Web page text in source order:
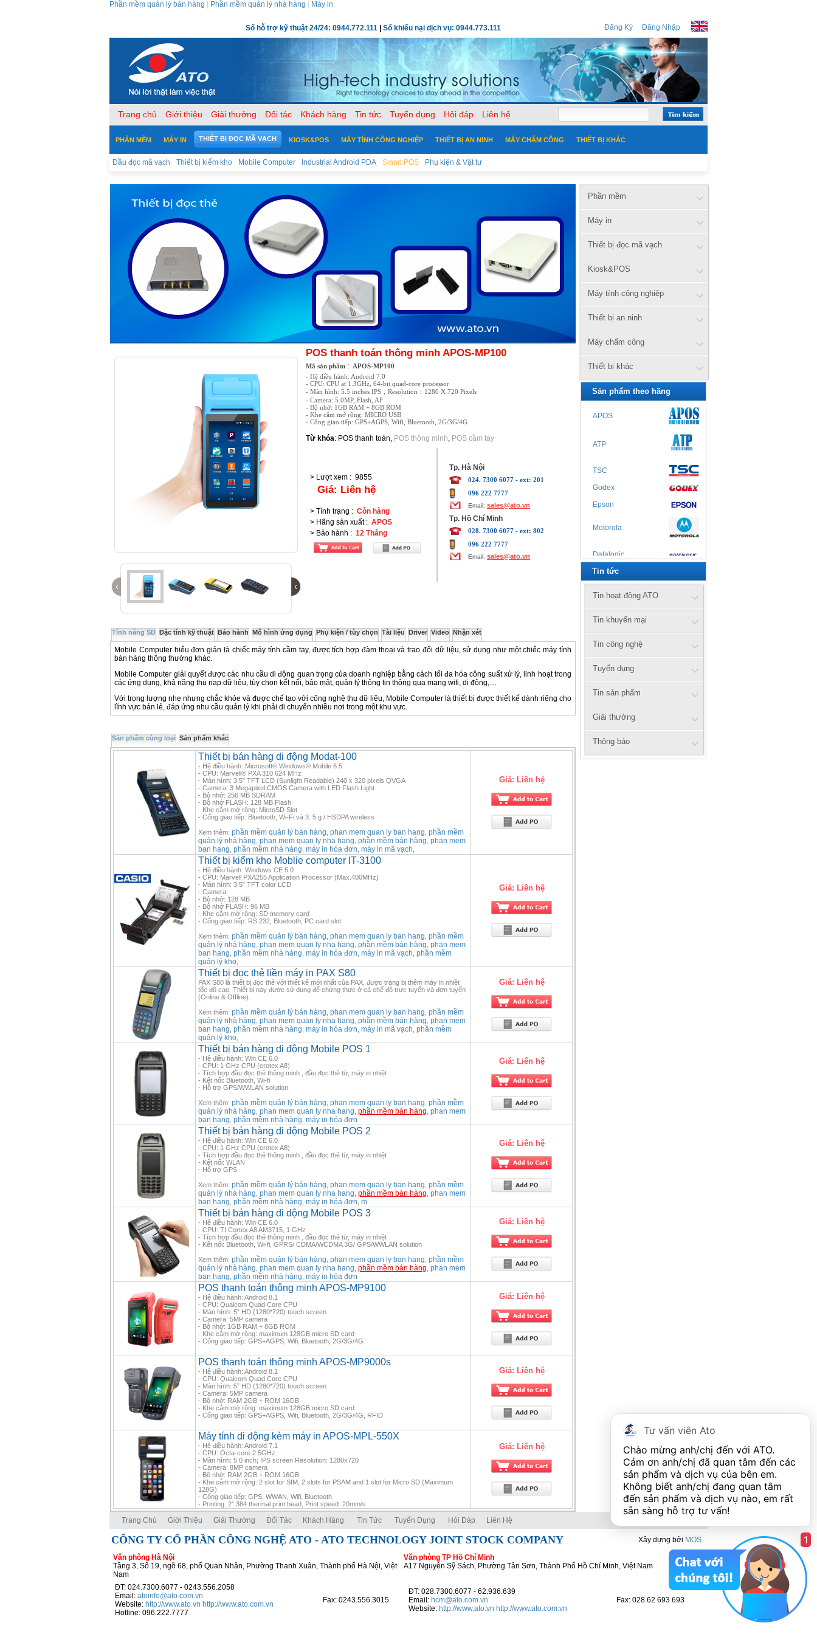
Phần mềm quản lý bán hàng Phần mềm quản lý nhà hàng Máy in
Số hỗ trợ kỹ thuật 24/24: 0944.772.111 Số khiếu nại dịch vụ: 0944.773.111 Đăng Ký Đăng Nhập
Trang chủ Giới thiệu Giải thưởng Đối tác Khách hàng Tin tức Tuyển dụng Hỏi đáp Liên hệ
PHẦN MỀM MÁY IN THIẾT BỊ ĐỌC MÃ VẠCH
Đầu đọc mã vạch Thiết bị kiểm kho Mobile Computer Industrial Android PDA Smart POS Phụ kiện & Vật tư
KIOSK&POS MÁY TÍNH CÔNG NGHIỆP THIẾT BỊ AN NINH MÁY CHẤM CÔNG THIẾT BỊ KHÁC
‹ ‹
POS thanh toán thông minh APOS-MP100
Mã sản phẩm : APOS-MP100
- Hệ điều hành: Android 7.0
- CPU: CPU at 1.3GHz, 64-bit quad-core processor
- Màn hình: 5.5 inches IPS，Resolution：1280 X 720 Pixels
- Camera: 5.0MP, Flash, AF
- Bộ nhớ: 1GB RAM + 8GB ROM
- Khe cắm mở rộng: MICRO USB
- Cổng giao tiếp: GPS+AGPS, Wifi, Bluetooth, 2G/3G/4G
Từ khóa: POS thanh toán, POS thông minh, POS cầm tay
> Lượt xem : 9855
Giá: Liên hệ
> Tình trạng : Còn hàng
> Hãng sản xuất: APOS
> Bảo hành : 12 Tháng
Tp. Hà Nội
024. 7300 6077 - ext: 201
096 222 7777
Email: sales@ato.vn
Tp. Hồ Chí Minh
028. 7300 6077 - ext: 802
096 222 7777
Email: sales@ato.vn
Tính năng SD Đặc tính kỹ thuật Bảo hành Mô hình ứng dụng Phụ kiện / tùy chọn Tài liệu Driver Video Nhận xét
Mobile Computer hiểu đơn giản là chiếc máy tính cầm tay, được tích hợp đàm thoại và trao đổi dữ liệu, sử dụng như một chiếc máy tính
bán hàng thông thường khác.
Mobile Computer giải quyết được các nhu cầu di động quan trọng của doanh nghiệp bằng cách tối đa hóa công suất xử lý, linh hoạt trong
các ứng dụng, khả năng thu nạp dữ liệu, tùy chọn kết nối, bảo mật, quản lý thông tin thông qua mạng wifi, di động,…
Với trọng lượng nhẹ nhưng chắc khỏe và được chế tạo với công nghệ thu dữ liệu, Mobile Computer là thiết bị được thiết kế dành riêng cho
lĩnh vực bán lẻ, đáp ứng nhu cầu quản lý khi phải di chuyển nhiều nơi trong một khu vực.
Sản phẩm cùng loại Sản phẩm khác
Thiết bị bán hàng di động Modat-100
- Hệ điều hành: Microsoft® Windows® Mobile 6.5
- CPU: Marvell® PXA 310 624 MHz
- Màn hình: 3.5" TFT LCD (Sunlight Readable) 240 x 320 pixels QVGA
- Camera: 3 Megapixel CMOS Camera with LED Flash Light
- Bộ nhớ: 256 MB SDRAM
- Bộ nhớ FLASH: 128 MB Flash
- Khe cắm mở rộng: MicroSD Slot
- Cổng giao tiếp: Bluetooth, Wi-Fi và 3. 5 g / HSDPA wireless
Xem thêm: phần mềm quản lý bán hàng phan mem quan ly ban hang phần mềm
quản lý nhà hàng phan mem quan ly nha hang phần mềm bán hàng phan mem
ban hang phần mềm nhà hàng máy in hóa đơn máy in mã vạch
Giá: Liên hệ
Thiết bị kiểm kho Moblie computer IT-3100
- Hệ điều hành: Windows CE 5.0
- CPU: Marvell PXA255 Application Processor (Max.400MHz)
- Màn hình: 3.5” TFT color LCD
- Camera:
- Bộ nhớ: 128 MB
- Bộ nhớ FLASH: 96 MB
- Khe cắm mở rộng: SD memory card
- Cổng giao tiếp: RS 232, Bluetooth, PC card slot
Xem thêm: phần mềm quản lý bán hàng phan mem quan ly ban hang phần mềm
quản lý nhà hàng phan mem quan ly nha hang phần mềm bán hàng phan mem
ban hang phần mềm nhà hàng máy in hóa đơn máy in mã vạch phần mềm
quản lý kho
Giá: Liên hệ
Thiết bị đọc thẻ liền máy in PAX S80
PAX S80 là thiết bị đọc thẻ với thiết kế mới nhất của PAX, được trang bị thêm máy in nhiệt
tốc độ cao. Thiết bị này được sử dụng để chứng thực ở cả chế độ trực tuyến và đơn tuyến
(Online & Offline).
Xem thêm: phần mềm quản lý bán hàng phan mem quan ly ban hang phần mềm
quản lý nhà hàng phan mem quan ly nha hang phần mềm bán hàng phan mem
ban hang phần mềm nhà hàng máy in hóa đơn máy in mã vạch phần mềm
quản lý kho
Giá: Liên hệ
Thiết bị bán hàng di động Mobile POS 1
- Hệ điều hành: Win CE 6.0
- CPU: 1 GHz CPU (crotex A8)
- Tích hợp đầu đọc thẻ thông minh , đầu đọc thẻ từ, máy in nhiệt
- Kết nối: Bluetooth, Wi-fi
- Hỗ trợ GPS/WWLAN solution
Xem thêm: phần mềm quản lý bán hàng phan mem quan ly ban hang phần mềm
quản lý nhà hàng phan mem quan ly nha hang phần mềm bán hàng phan mem
ban hang phần mềm nhà hàng máy in hóa đơn
Giá: Liên hệ
Thiết bị bán hàng di động Mobile POS 2
- Hệ điều hành: Win CE 6.0
- CPU: 1 GHz CPU (crotex A8)
- Tích hợp đầu đọc thẻ thông minh , đầu đọc thẻ từ, máy in nhiệt
- Kết nối: WLAN
- Hỗ trợ GPS
Xem thêm: phần mềm quản lý bán hàng phan mem quan ly ban hang phần mềm
quản lý nhà hàng phan mem quan ly nha hang phần mềm bán hàng phan mem
ban hang phần mềm nhà hàng máy in hóa đơn m
Giá: Liên hệ
Thiết bị bán hàng di động Mobile POS 3
- Hệ điều hành: Win CE 6.0
- CPU: TI Cortex A8 AM3715, 1 GHz
- Tích hợp đầu đọc thẻ thông minh , đầu đọc thẻ từ, máy in nhiệt
- Kết nối: Bluetooth, Wi-fi, GPRS/ CDMA/WCDMA 3G/ GPS/WWLAN solution
Xem thêm: phần mềm quản lý bán hàng phan mem quan ly ban hang phần mềm
quản lý nhà hàng phan mem quan ly nha hang phần mềm bán hàng phan mem
ban hang phần mềm nhà hàng máy in hóa đơn
Giá: Liên hệ
POS thanh toán thông minh APOS-MP9100
- Hệ điều hành: Android 8.1
- CPU: Qualcom Quad Core CPU
- Màn hình: 5” HD (1280*720) touch screen
- Camera: 5MP camera
- Bộ nhớ: 1GB RAM + 8GB ROM
- Khe cắm mở rộng: maximum 128GB micro SD card
- Cổng giao tiếp: GPS+AGPS, Wifi, Bluetooth, 2G/3G/4G
Giá: Liên hệ
POS thanh toán thông minh APOS-MP9000s
- Hệ điều hành: Android 8.1
- CPU: Qualcom Quad Core CPU
- Màn hình: 5” HD (1280*720) touch screen
- Camera: 5MP camera
- Bộ nhớ: RAM 2GB + ROM 16GB
- Khe cắm mở rộng: maximum 128GB micro SD card
- Cổng giao tiếp: GPS+AGPS, Wifi, Bluetooth, 2G/3G/4G, RFID
Giá: Liên hệ
Máy tính di động kèm máy in APOS-MPL-550X
- Hệ điều hành: Android 7.1
- CPU: Octa-core 2.5GHz
- Màn hình: 5.0 inch; IPS screen Resolution: 1280x720
- Camera: 8MP camera
- Bộ nhớ: RAM 2GB + ROM 16GB
- Khe cắm mở rộng: 2 slot for SIM, 2 slots for PSAM and 1 slot for Micro SD (Maximum
128G)
- Cổng giao tiếp: GPS, WWAN, Wifi, Bluetooth
- Printing: 2” 384 thermal print head, Print speed: 20mm/s
Giá: Liên hệ
Phần mềm
Máy in
Thiết bị đọc mã vạch
Kiosk&POS
Máy tính công nghiệp
Thiết bị an ninh
Máy chấm công
Thiết bị khác
Sản phẩm theo hãng
APOS
ATP
TSC
Godex
Epson
Motorola
Datalogic
Zebex
Cipherlab
Xprinter
Honeywell
Zebra
axiomtek
Tin tức
Tin hoạt động ATO
Tin khuyến mại
Tin công nghệ
Tuyển dụng
Tin sản phẩm
Giải thưởng
Thông báo
Trang Chủ Giới Thiệu Giải Thưởng Đối Tác Khách Hàng Tin Tức Tuyển Dụng Hỏi Đáp Liên Hệ
CÔNG TY CỔ PHẦN CÔNG NGHỆ ATO - ATO TECHNOLOGY JOINT STOCK COMPANY Xây dựng bởi MOS
Văn phòng Hà Nội
Tầng 3, Số 19, ngõ 68, phố Quan Nhân, Phường Thanh Xuân, Thành phố Hà Nội, Việt
Nam
Văn phòng TP Hồ Chí Minh
A17 Nguyễn Sỹ Sách, Phường Tân Sơn, Thành Phố Hồ Chí Minh, Việt Nam
ĐT: 024.7300.6077 - 0243.556.2058
Email: atoinfo@ato.com.vn
Website: http://www.ato.vn http://www.ato.com.vn
Hotline: 096.222.7777
Fax: 0243.556.3015
ĐT: 028.7300.6077 - 62.936.639
Email: hcm@ato.com.vn
Website: http://www.ato.vn http://www.ato.com.vn
Fax: 028.62 693 693
Tư vấn viên Ato
Chào mừng anh/chị đến với ATO.
Cảm ơn anh/chị đã quan tâm đến các
sản phẩm và dịch vụ của bên em.
Không biết anh/chị đang quan tâm
đến sản phẩm và dịch vụ nào, em rất
1